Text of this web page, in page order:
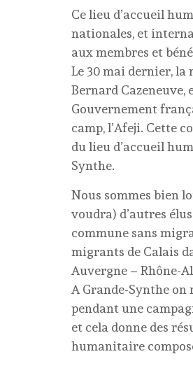
Ce lieu d’accueil
nationales, et
aux membres et
Le 30 mai dernier,
Bernard Cazeneuve,
Gouvernement
camp, l’Afeji. Cette
du lieu d’accueil
Synthe.
Nous sommes bien
voudra) d’autres
commune sans
migrants de Calais
Auvergne – Rhône-
A Grande-Synthe
pendant une
et cela donne des
humanitaire